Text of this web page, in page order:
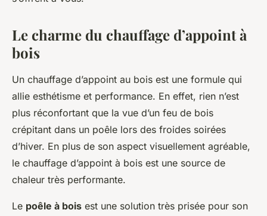
Le charme du chauffage d’appoint à
bois
Un chauffage d’appoint au bois est une formule qui
allie esthétisme et performance. En effet, rien n’est
plus réconfortant que la vue d’un feu de bois
crépitant dans un poêle lors des froides soirées
d’hiver. En plus de son aspect visuellement agréable,
le chauffage d’appoint à bois est une source de
chaleur très performante.
Le poêle à bois est une solution très prisée pour son